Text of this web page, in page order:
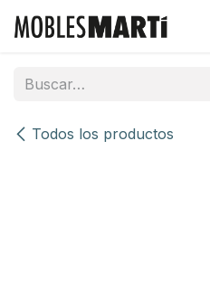
Todos los productos